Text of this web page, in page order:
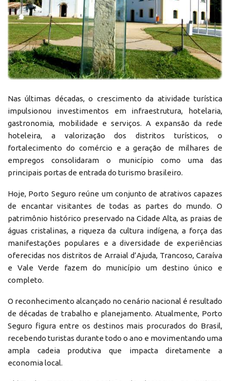
Nas últimas décadas, o crescimento da atividade turística
impulsionou investimentos em infraestrutura, hotelaria,
gastronomia, mobilidade e serviços. A expansão da rede
hoteleira, a valorização dos distritos turísticos, o
fortalecimento do comércio e a geração de milhares de
empregos consolidaram o município como uma das
principais portas de entrada do turismo brasileiro.
Hoje, Porto Seguro reúne um conjunto de atrativos capazes
de encantar visitantes de todas as partes do mundo. O
patrimônio histórico preservado na Cidade Alta, as praias de
águas cristalinas, a riqueza da cultura indígena, a força das
manifestações populares e a diversidade de experiências
oferecidas nos distritos de Arraial d’Ajuda, Trancoso, Caraíva
e Vale Verde fazem do município um destino único e
completo.
O reconhecimento alcançado no cenário nacional é resultado
de décadas de trabalho e planejamento. Atualmente, Porto
Seguro figura entre os destinos mais procurados do Brasil,
recebendo turistas durante todo o ano e movimentando uma
ampla cadeia produtiva que impacta diretamente a
economia local.